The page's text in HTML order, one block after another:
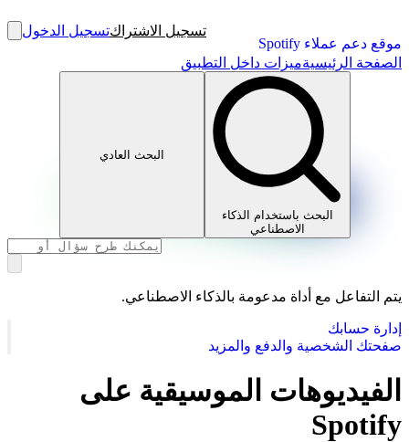
موقع دعم عملاء Spotify
تسجيل الاشتراكتسجيل الدخول
الصفحة الرئيسيةميزات داخل التطبيق
البحث باستخدام الذكاء
الاصطناعي
البحث العادي
يتم التفاعل مع أداة مدعومة بالذكاء الاصطناعي.
إدارة حسابك
صفحتك الشخصية والدفع والمزيد
الفيديوهات الموسيقية على
Spotify